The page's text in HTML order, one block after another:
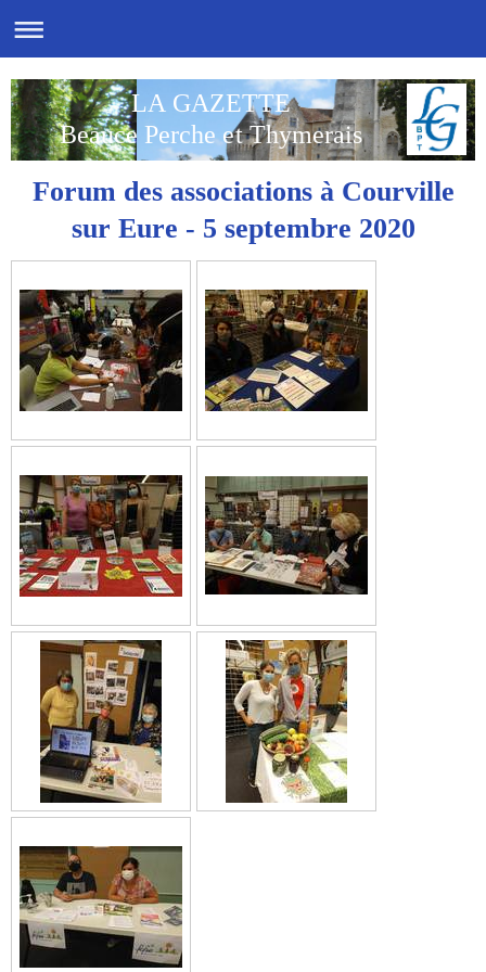
LA GAZETTE
Beauce Perche et Thymerais
Forum des associations à Courville
sur Eure - 5 septembre 2020